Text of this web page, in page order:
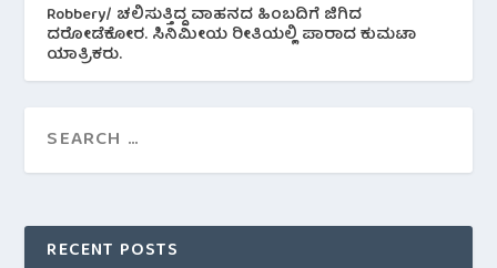
Robbery/ ಚಲಿಸುತ್ತಿದ್ದ ವಾಹನದ ಹಿಂಬದಿಗೆ ಜಿಗಿದ
ದರೋಡೆಕೋರ. ಸಿನಿಮೀಯ ರೀತಿಯಲ್ಲಿ ಪಾರಾದ ಕುಮಟಾ
ಯಾತ್ರಿಕರು.
RECENT POSTS